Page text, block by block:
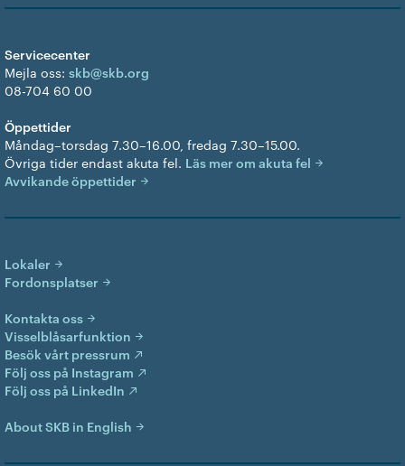
Servicecenter
Mejla oss: skb@skb.org
08-704 60 00
Öppettider
Måndag–torsdag 7.30–16.00, fredag 7.30–15.00.
Övriga tider endast akuta fel. Läs mer om akuta fel
Avvikande öppettider
Lokaler
Fordonsplatser
Kontakta oss
Visselblåsarfunktion
Besök vårt pressrum
Följ oss på Instagram
Följ oss på LinkedIn
About SKB in English